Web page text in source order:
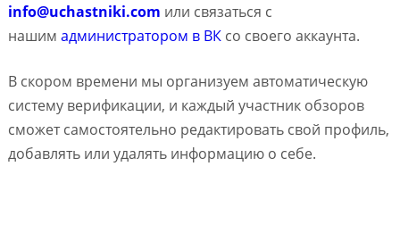
info@uchastniki.com или связаться с
нашим администратором в ВКсо своего аккаунта.
В скором времени мы организуем автоматическую
систему верификации, и каждый участник обзоров
сможет самостоятельно редактировать свой профиль,
добавлять или удалять информацию о себе.